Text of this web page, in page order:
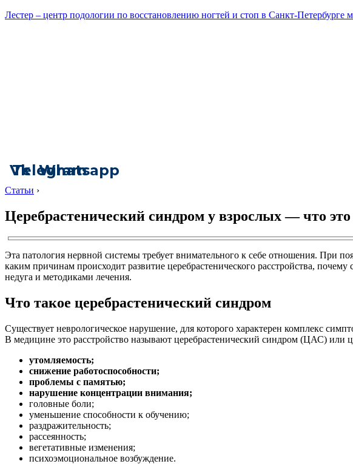
Лестер – центр подологии по восстановлению ногтей и стоп в Санкт-Петербурге
Vk
Telegram
Whatsapp
Статьи ›
Церебрастенический синдром у взрослых — что это
Эта патология нервной системы требует внимательного к себе отношения. При
каким причинам происходит развитие церебрастенического расстройства,
недуга и методиками лечения.
Что такое церебрастенический синдром
Существует неврологическое нарушение, для которого характерен комплекс
В медицине это расстройство называют церебрастенический синдром (ЦАС) или
утомляемость;
снижение работоспособности;
проблемы с памятью;
нарушение концентрации внимания;
головные боли;
уменьшение способности к обучению;
раздражительность;
рассеянность;
вегетативные изменения;
психоэмоциональное возбуждение.